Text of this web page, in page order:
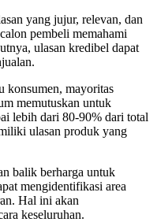
yang jujur, relevan, dan
pembeli memahami
ulasan kredibel dapat
konsumen, mayoritas
memutuskan untuk
lebih dari 80-90% dari total
ulasan produk yang
balik berharga untuk
mengidentifikasi area
Hal ini akan
keseluruhan.